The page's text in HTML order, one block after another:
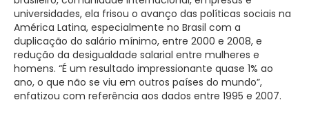
universidades, ela frisou o avanço das políticas sociais na
América Latina, especialmente no Brasil com a
duplicação do salário mínimo, entre 2000 e 2008, e
redução da desigualdade salarial entre mulheres e
homens. “É um resultado impressionante quase 1% ao
ano, o que não se viu em outros países do mundo”,
enfatizou com referência aos dados entre 1995 e 2007.